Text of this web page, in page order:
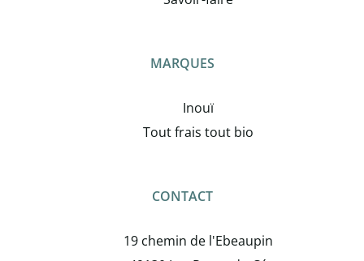
MARQUES
Inouï
Tout frais tout bio
CONTACT
19 chemin de l'Ebeaupin